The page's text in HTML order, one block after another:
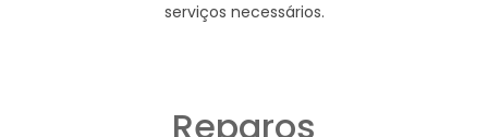
serviços necessários.
Reparos